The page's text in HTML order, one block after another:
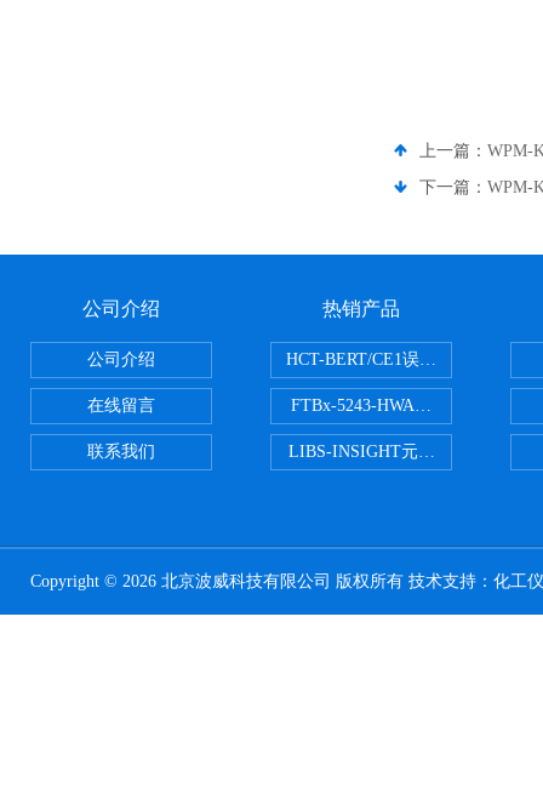
上一篇： WPM-
下一篇： WPM-
公司介绍
公司介绍
在线留言
联系我们
热销产品
HCT-BERT/CE1误码测试仪
FTBx-5243-HWA光谱分析仪
LIBS-INSIGHT元素光谱分析仪
Copyright © 2026 北京波威科技有限公司 版权所有 技术支持： 化工